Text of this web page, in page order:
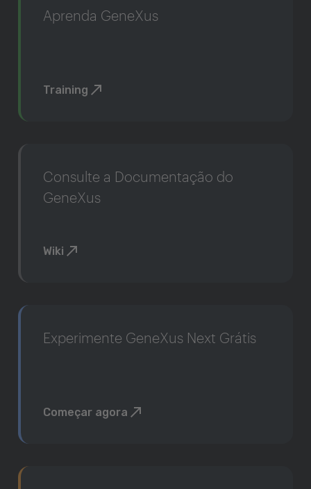
Aprenda GeneXus
Training
Consulte a Documentação do
GeneXus
Wiki
Experimente GeneXus Next Grátis
Começar agora